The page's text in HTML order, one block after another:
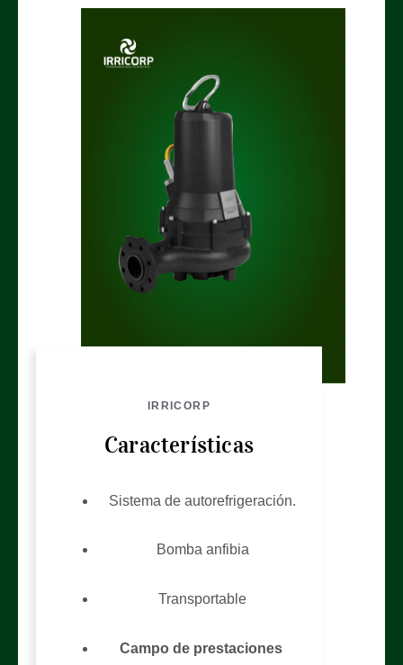
IRRICORP
Características
Sistema de autorefrigeración.
Bomba anfibia
Transportable
Campo de prestaciones